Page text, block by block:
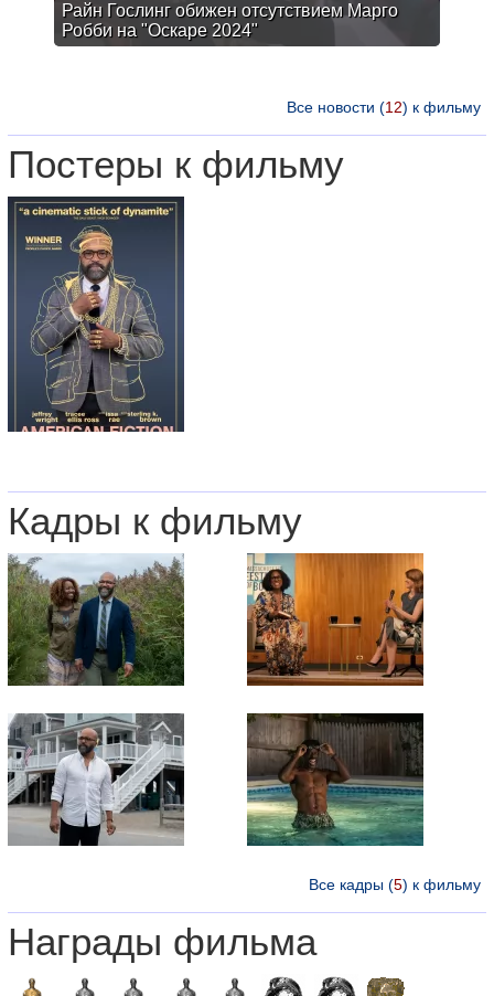
Райн Гослинг обижен отсутствием Марго
Робби на "Оскаре 2024"
Все новости (12) к фильму
Постеры к фильму
Кадры к фильму
Все кадры (5) к фильму
Награды фильма